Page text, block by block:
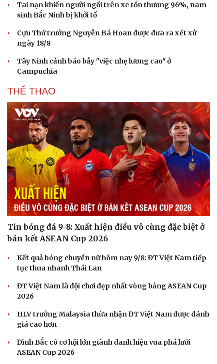
Tai nạn khiến người ngồi trên xe tổn thương 96%, nam
sinh Bắc Ninh bị khởi tố
Cựu Thứ trưởng Nguyễn Bá Hoan được đưa ra xét xử
ngày 18/8
Tây Ninh cảnh báo bẫy "việc nhẹ lương cao" ở
Campuchia
THỂ THAO
Tin bóng đá 9-8: Xuất hiện điều vô cùng đặc biệt ở
bán kết ASEAN Cup 2026
Kết quả bóng chuyền nữ hôm nay 9/8: ĐT Việt Nam tiếp
tục thua nhanh Thái Lan
ĐT Việt Nam là đội chơi đẹp nhất vòng bảng ASEAN Cup
2026
HLV trưởng Malaysia thừa nhận ĐT Việt Nam được đánh
giá cao hơn
Đình Bắc có cơ hội lớn giành danh hiệu vua phá lưới
ASEAN Cup 2026